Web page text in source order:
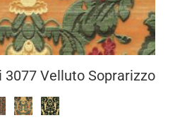
3077 Velluto Soprarizzo